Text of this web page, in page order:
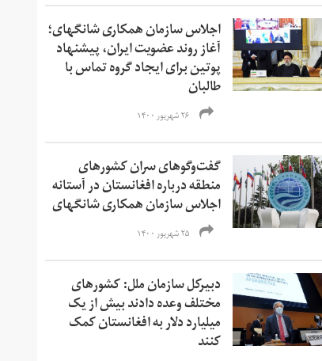
اجلاس سازمان همکاری شانگهای؛
آغاز روند عضویت ایران، پیشنهاد
پوتین برای ایجاد گروه تماس با
طالبان
۲۶ شهریور ۱۴۰۰
گفت‌وگوهای سران کشورهای
منطقه درباره افغانستان در آستانه
اجلاس سازمان همکاری شانگهای
۲۵ شهریور ۱۴۰۰
دبیرکل سازمان ملل: کشورهای
مختلف وعده دادند بیش از یک
میلیارد دلار به افغانستان کمک
کنند